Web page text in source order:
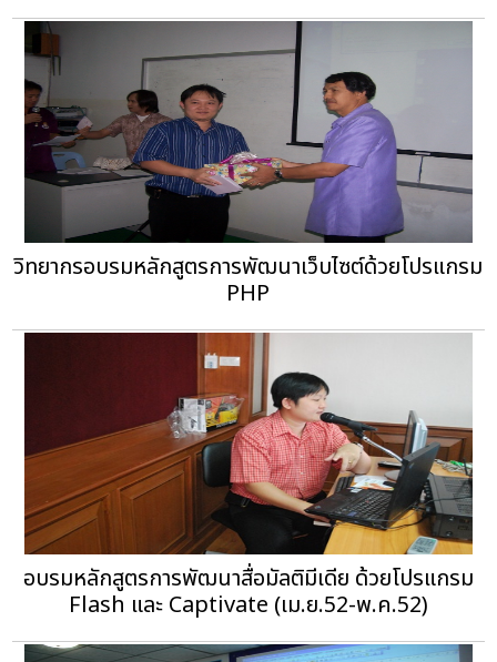
วิทยากรอบรมหลักสูตรการพัฒนาเว็บไซต์ด้วยโปรแกรม
PHP
อบรมหลักสูตรการพัฒนาสื่อมัลติมีเดีย ด้วยโปรแกรม
Flash และ Captivate (เม.ย.52-พ.ค.52)